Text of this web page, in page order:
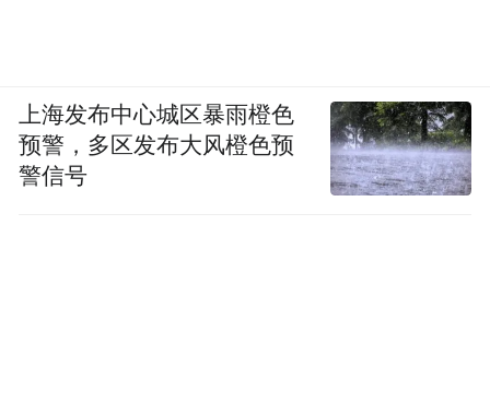
上海发布中心城区暴雨橙色
预警，多区发布大风橙色预
警信号